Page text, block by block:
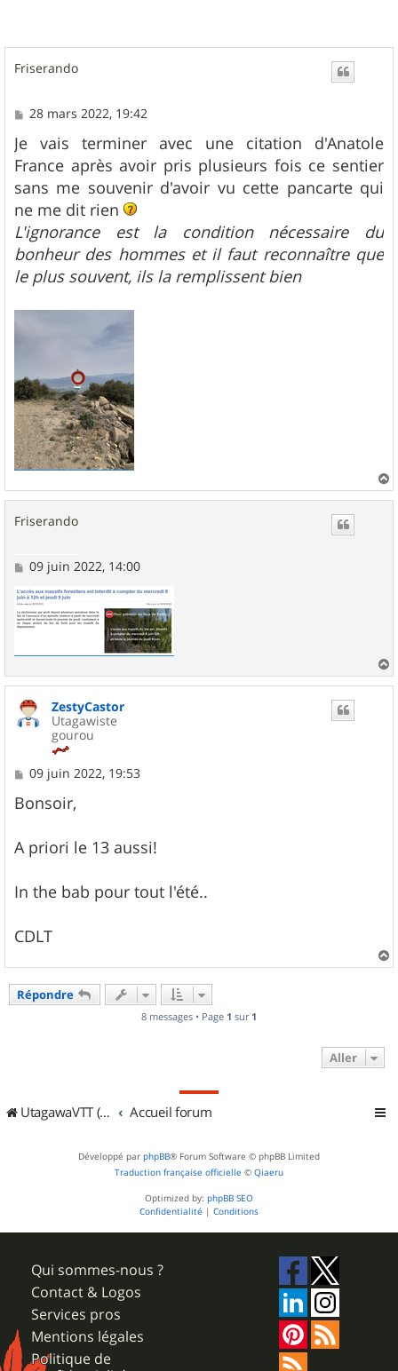
Friserando
M
s
s
a
g
e
28 mars 2022, 19:42
Je vais terminer avec une citation d'Anatole
France après avoir pris plusieurs fois ce sentier
sans me souvenir d'avoir vu cette pancarte qui
ne me dit rien
L'ignorance est la condition nécessaire du
bonheur des hommes et il faut reconnaître que
le plus souvent, ils la remplissent bien
a
Friserando
M
s
s
a
09 juin 2022, 14:00
a
u
ZestyCastor
Utagawiste
gourou
M
s
s
g
e
09 juin 2022, 19:53
Bonsoir,
A priori le 13 aussi!
In the bab pour tout l'été..
CDLT
a
Répondre
8 messages • Page 1 sur 1
Aller
UtagawaVTT (Randos VTT et VTTAE avec traces GPS) Accueil forum
Développé par phpBB® Forum Software © phpBB Limited
Traduction française officielle © Qiaeru
Optimized by: phpBB SEO
Confidentialité | Conditions
Qui sommes-nous ?
Contact & Logos
Services pros
Mentions légales
Politique de